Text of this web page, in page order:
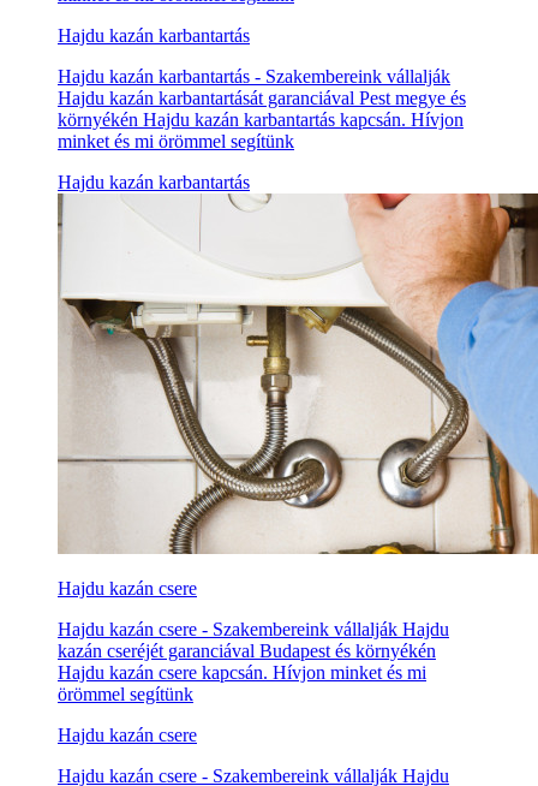
Hajdu kazán karbantartás
Hajdu kazán karbantartás - Szakembereink vállalják
Hajdu kazán karbantartását garanciával Pest megye és
környékén Hajdu kazán karbantartás kapcsán. Hívjon
minket és mi örömmel segítünk
Hajdu kazán karbantartás
Hajdu kazán csere
Hajdu kazán csere - Szakembereink vállalják Hajdu
kazán cseréjét garanciával Budapest és környékén
Hajdu kazán csere kapcsán. Hívjon minket és mi
örömmel segítünk
Hajdu kazán csere
Hajdu kazán csere - Szakembereink vállalják Hajdu